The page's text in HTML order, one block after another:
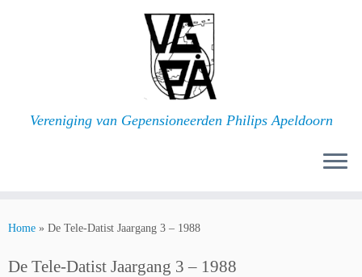
Vereniging van Gepensioneerden Philips Apeldoorn
Home » De Tele-Datist Jaargang 3 – 1988
De Tele-Datist Jaargang 3 – 1988